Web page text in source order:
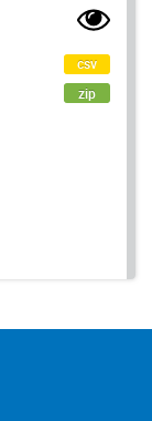
csv
zip